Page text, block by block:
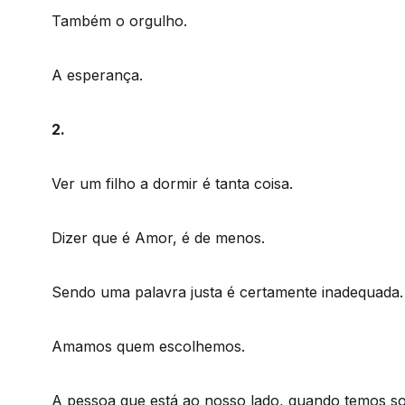
Também o orgulho.
A esperança.
2.
Ver um filho a dormir é tanta coisa.
Dizer que é Amor, é de menos.
Sendo uma palavra justa é certamente inadequada.
Amamos quem escolhemos.
A pessoa que está ao nosso lado, quando temos